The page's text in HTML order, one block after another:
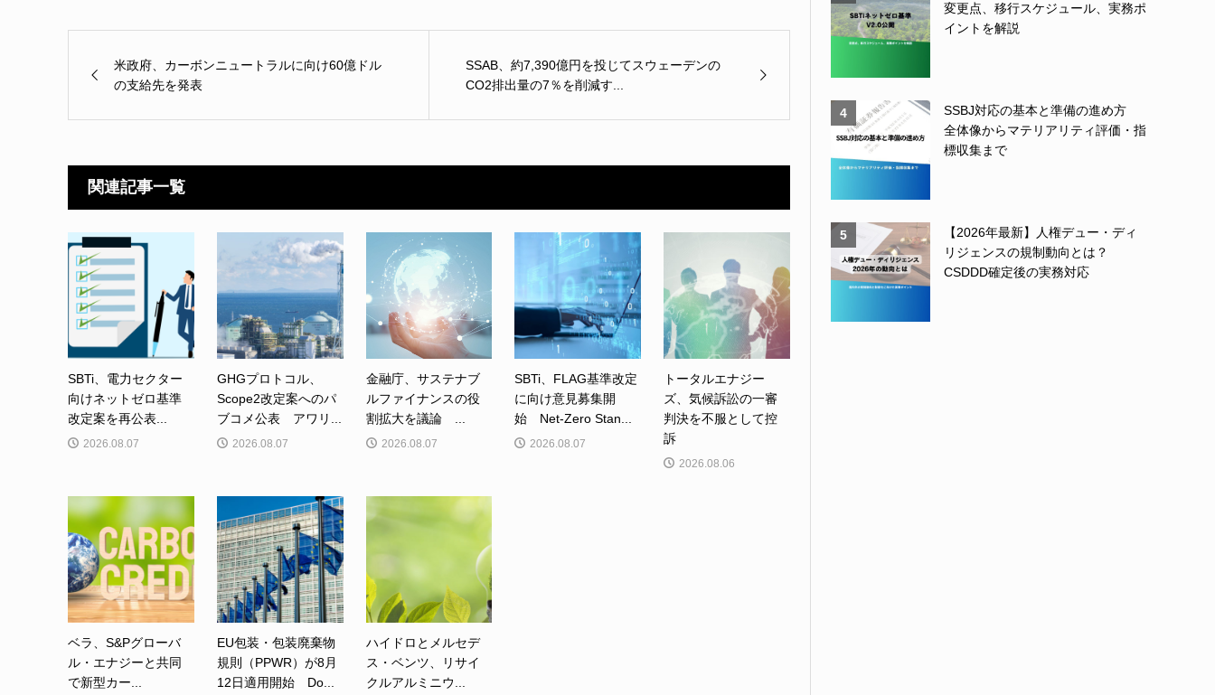
米政府、カーボンニュートラルに向け60億ドル
の支給先を発表
SSAB、約7,390億円を投じてスウェーデンの
CO2排出量の7％を削減す...
関連記事一覧
SBTi、電力セクター
向けネットゼロ基準
改定案を再公表...
2026.08.07
GHGプロトコル、
Scope2改定案へのパ
ブコメ公表 アワリ...
2026.08.07
金融庁、サステナブ
ルファイナンスの役
割拡大を議論 ...
2026.08.07
SBTi、FLAG基準改定
に向け意見募集開
始 Net-Zero Stan...
2026.08.07
トータルエナジー
ズ、気候訴訟の一審
判決を不服として控
訴
2026.08.06
ベラ、S&Pグローバ
ル・エナジーと共同
で新型カー...
EU包装・包装廃棄物
規則（PPWR）が8月
12日適用開始 Do...
ハイドロとメルセデ
ス・ベンツ、リサイ
クルアルミニウ...
変更点、移行スケジュール、実務ポ
イントを解説
4
SSBJ対応の基本と準備の進め方
全体像からマテリアリティ評価・指
標収集まで
5
【2026年最新】人権デュー・ディ
リジェンスの規制動向とは？
CSDDD確定後の実務対応